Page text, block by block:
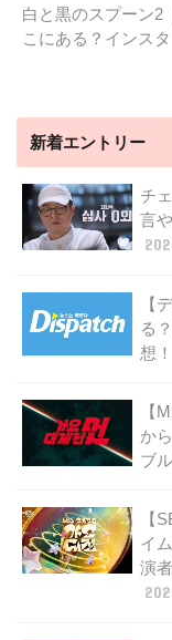
白と黒のスプーン2
こにある？インス
新着エントリー
チ
言
【
る
想！
【
か
ブ
【
イ
演